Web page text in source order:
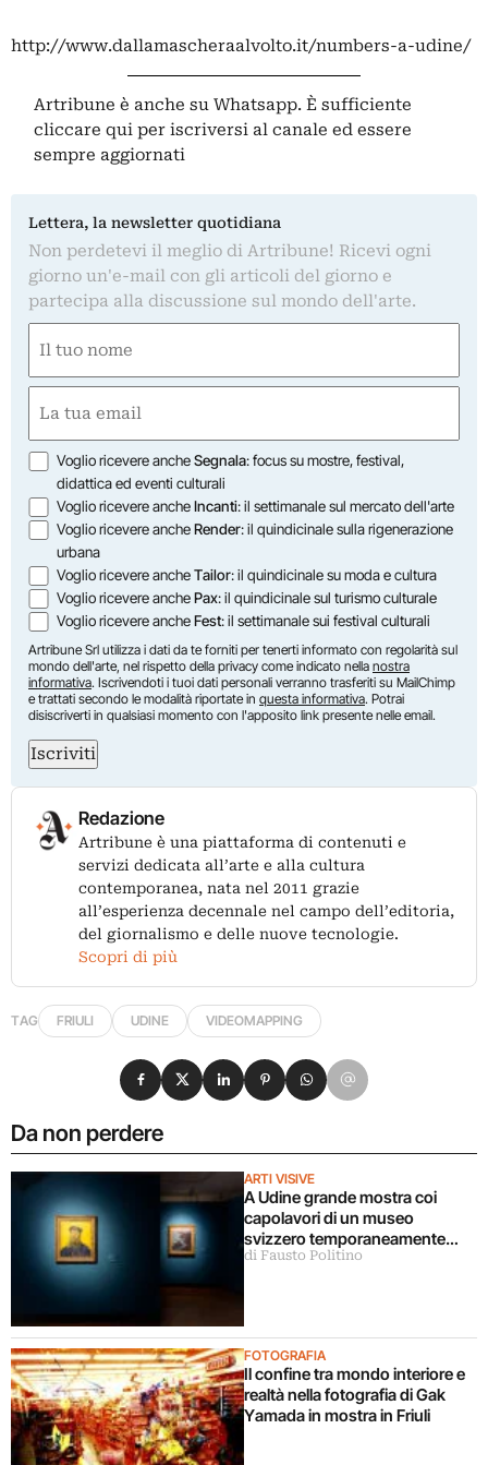
http://www.dallamascheraalvolto.it/numbers-a-udine/
Artribune è anche su Whatsapp. È sufficiente
cliccare qui per iscriversi al canale ed essere
sempre aggiornati
Lettera, la newsletter quotidiana
Non perdetevi il meglio di Artribune! Ricevi ogni
giorno un'e-mail con gli articoli del giorno e
partecipa alla discussione sul mondo dell'arte.
(Required)
First
(Required)
Opzioni
Voglio ricevere ancheSegnala: focus su mostre, festival,
didattica ed eventi culturali
Voglio ricevere ancheIncanti: il settimanale sul mercato dell'arte
Voglio ricevere ancheRender: il quindicinale sulla rigenerazione
urbana
Voglio ricevere ancheTailor: il quindicinale su moda e cultura
Voglio ricevere anchePax: il quindicinale sul turismo culturale
Voglio ricevere ancheFest: il settimanale sui festival culturali
Artribune Srl utilizza i dati da te forniti per tenerti informato con regolarità sul
mondo dell'arte, nel rispetto della privacy come indicato nella nostra
informativa. Iscrivendoti i tuoi dati personali verranno trasferiti su MailChimp
e trattati secondo le modalità riportate in questa informativa. Potrai
disiscriverti in qualsiasi momento con l'apposito link presente nelle email.
Iscriviti
Redazione
Artribune è una piattaforma di contenuti e
servizi dedicata all’arte e alla cultura
contemporanea, nata nel 2011 grazie
all’esperienza decennale nel campo dell’editoria,
del giornalismo e delle nuove tecnologie.
Scopri di più
TAG FRIULI UDINE VIDEOMAPPING
Da non perdere
ARTI VISIVE
A Udine grande mostra coi
capolavori di un museo
svizzero temporaneamente
chiuso
di Fausto Politino
FOTOGRAFIA
Il confine tra mondo interiore e
realtà nella fotografia di Gak
Yamada in mostra in Friuli
Condividi su Facebook
Condividi su X
Condividi su LinkedIn
Condividi su Pinterest
Condividi su WhatsApp
Condividi su Email